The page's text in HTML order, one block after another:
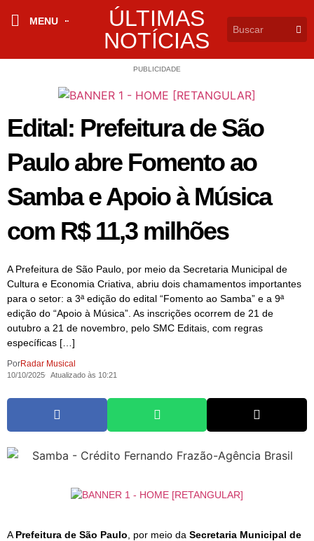
MENU
ÚLTIMAS
NOTÍCIAS
PUBLICIDADE
Edital: Prefeitura de São
Paulo abre Fomento ao
Samba e Apoio à Música
com R$ 11,3 milhões
A Prefeitura de São Paulo, por meio da Secretaria Municipal de
Cultura e Economia Criativa, abriu dois chamamentos importantes
para o setor: a 3ª edição do edital “Fomento ao Samba” e a 9ª
edição do “Apoio à Música”. As inscrições ocorrem de 21 de
outubro a 21 de novembro, pelo SMC Editais, com regras
específicas […]
PorRadar Musical
10/10/2025 Atualizado às 10:21
A Prefeitura de São Paulo , por meio da Secretaria Municipal de